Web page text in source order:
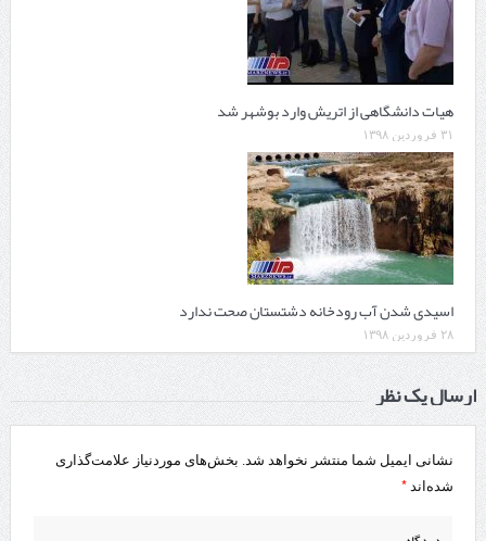
هیات دانشگاهی از اتریش وارد بوشهر شد
۳۱ فروردین ۱۳۹۸
اسیدی شدن آب رودخانه دشتستان صحت ندارد
۲۸ فروردین ۱۳۹۸
ارسال یک نظر
نشانی ایمیل شما منتشر نخواهد شد. بخش‌های موردنیاز علامت‌گذاری
شده‌اند *